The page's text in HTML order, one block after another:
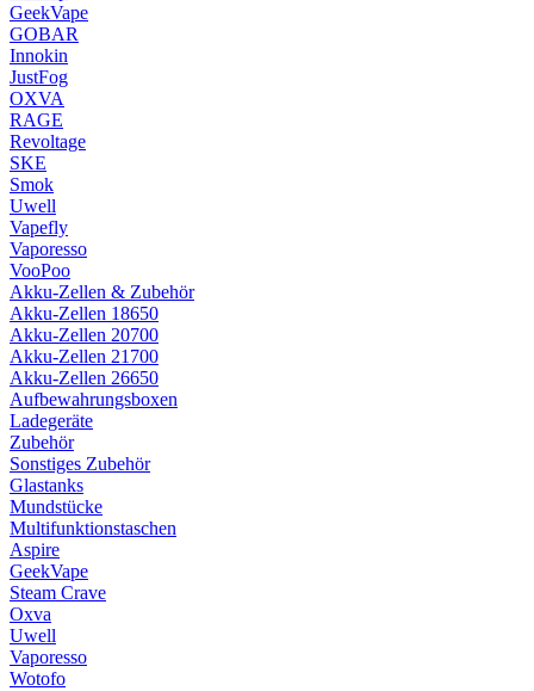
GeekVape
GOBAR
Innokin
JustFog
OXVA
RAGE
Revoltage
SKE
Smok
Uwell
Vapefly
Vaporesso
VooPoo
Akku-Zellen & Zubehör
Akku-Zellen 18650
Akku-Zellen 20700
Akku-Zellen 21700
Akku-Zellen 26650
Aufbewahrungsboxen
Ladegeräte
Zubehör
Sonstiges Zubehör
Glastanks
Mundstücke
Multifunktionstaschen
Aspire
GeekVape
Steam Crave
Oxva
Uwell
Vaporesso
Wotofo